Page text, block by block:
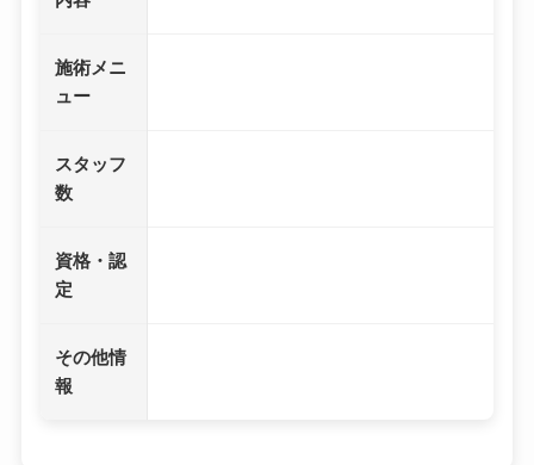
施術メニ
ュー
スタッフ
数
資格・認
定
その他情
報